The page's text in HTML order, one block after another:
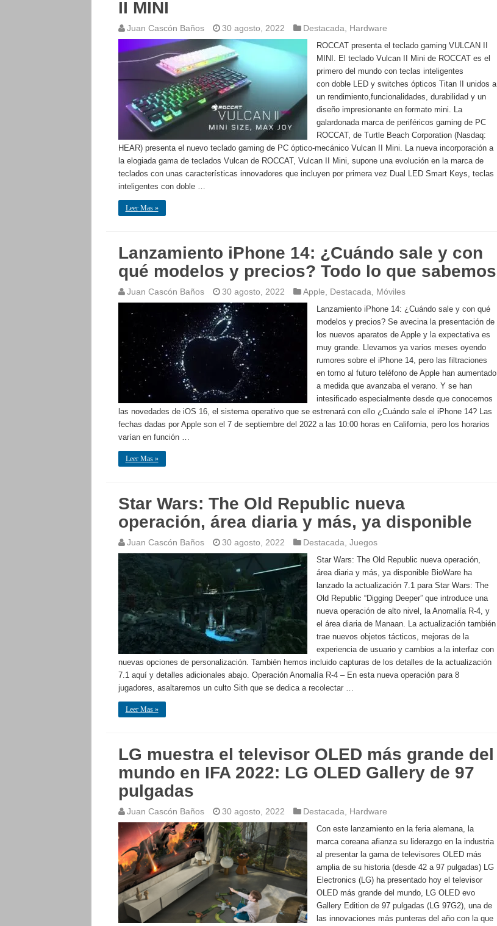
II MINI
Juan Cascón Baños 30 agosto, 2022 Destacada Hardware
ROCCAT presenta el teclado gaming VULCAN II
MINI. El teclado Vulcan II Mini de ROCCAT es el
primero del mundo con teclas inteligentes
con doble LED y switches ópticos Titan II unidos a
un rendimiento,funcionalidades, durabilidad y un
diseño impresionante en formato mini. La
galardonada marca de periféricos gaming de PC
ROCCAT, de Turtle Beach Corporation (Nasdaq:
HEAR) presenta el nuevo teclado gaming de PC óptico-mecánico Vulcan II Mini. La nueva incorporación a
la elogiada gama de teclados Vulcan de ROCCAT, Vulcan II Mini, supone una evolución en la marca de
teclados con unas características innovadores que incluyen por primera vez Dual LED Smart Keys, teclas
inteligentes con doble …
Leer Mas »
Lanzamiento iPhone 14: ¿Cuándo sale y con
qué modelos y precios? Todo lo que sabemos
Juan Cascón Baños 30 agosto, 2022 Apple Destacada Móviles
Lanzamiento iPhone 14: ¿Cuándo sale y con qué
modelos y precios? Se avecina la presentación de
los nuevos aparatos de Apple y la expectativa es
muy grande. Llevamos ya varios meses oyendo
rumores sobre el iPhone 14, pero las filtraciones
en torno al futuro teléfono de Apple han aumentado
a medida que avanzaba el verano. Y se han
intesificado especialmente desde que conocemos
las novedades de iOS 16, el sistema operativo que se estrenará con ello ¿Cuándo sale el iPhone 14? Las
fechas dadas por Apple son el 7 de septiembre del 2022 a las 10:00 horas en California, pero los horarios
varían en función …
Leer Mas »
Star Wars: The Old Republic nueva
operación, área diaria y más, ya disponible
Juan Cascón Baños 30 agosto, 2022 Destacada Juegos
Star Wars: The Old Republic nueva operación,
área diaria y más, ya disponible BioWare ha
lanzado la actualización 7.1 para Star Wars: The
Old Republic “Digging Deeper” que introduce una
nueva operación de alto nivel, la Anomalía R-4, y
el área diaria de Manaan. La actualización también
trae nuevos objetos tácticos, mejoras de la
experiencia de usuario y cambios a la interfaz con
nuevas opciones de personalización. También hemos incluido capturas de los detalles de la actualización
7.1 aquí y detalles adicionales abajo. Operación Anomalía R-4 – En esta nueva operación para 8
jugadores, asaltaremos un culto Sith que se dedica a recolectar …
Leer Mas »
LG muestra el televisor OLED más grande del
mundo en IFA 2022: LG OLED Gallery de 97
pulgadas
Juan Cascón Baños 30 agosto, 2022 Destacada Hardware
Con este lanzamiento en la feria alemana, la
marca coreana afianza su liderazgo en la industria
al presentar la gama de televisores OLED más
amplia de su historia (desde 42 a 97 pulgadas) LG
Electronics (LG) ha presentado hoy el televisor
OLED más grande del mundo, LG OLED evo
Gallery Edition de 97 pulgadas (LG 97G2), una de
las innovaciones más punteras del año con la que